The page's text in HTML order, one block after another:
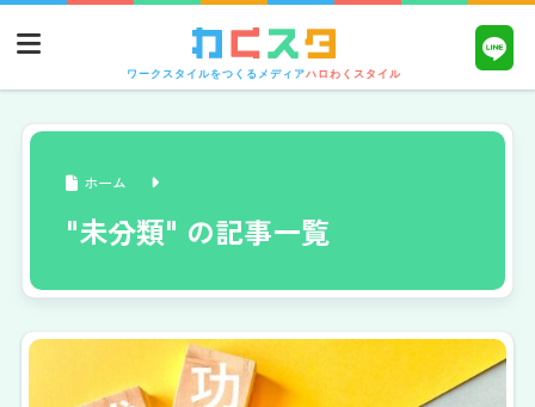
ワークスタイルをつくるメディアハロわくスタイル
ホーム
"未分類" の記事一覧